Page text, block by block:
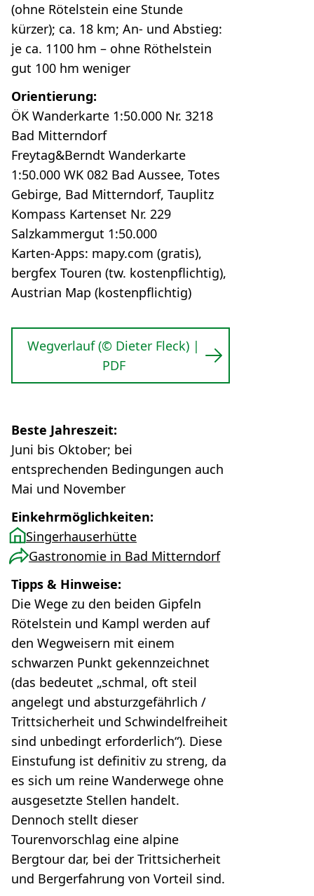
(ohne Rötelstein eine Stunde
kürzer); ca. 18 km; An- und Abstieg:
je ca. 1100 hm – ohne Röthelstein
gut 100 hm weniger
Orientierung:
ÖK Wanderkarte 1:50.000 Nr. 3218
Bad Mitterndorf
Freytag&Berndt Wanderkarte
1:50.000 WK 082 Bad Aussee, Totes
Gebirge, Bad Mitterndorf, Tauplitz
Kompass Kartenset Nr. 229
Salzkammergut 1:50.000
Karten-Apps: mapy.com (gratis),
bergfex Touren (tw. kostenpflichtig),
Austrian Map (kostenpflichtig)
Wegverlauf (© Dieter Fleck) |
PDF
Beste Jahreszeit:
Juni bis Oktober; bei
entsprechenden Bedingungen auch
Mai und November
Einkehrmöglichkeiten:
Singerhauserhütte
Gastronomie in Bad Mitterndorf
Tipps & Hinweise:
Die Wege zu den beiden Gipfeln
Rötelstein und Kampl werden auf
den Wegweisern mit einem
schwarzen Punkt gekennzeichnet
(das bedeutet „schmal, oft steil
angelegt und absturzgefährlich /
Trittsicherheit und Schwindelfreiheit
sind unbedingt erforderlich“). Diese
Einstufung ist definitiv zu streng, da
es sich um reine Wanderwege ohne
ausgesetzte Stellen handelt.
Dennoch stellt dieser
Tourenvorschlag eine alpine
Bergtour dar, bei der Trittsicherheit
und Bergerfahrung von Vorteil sind.